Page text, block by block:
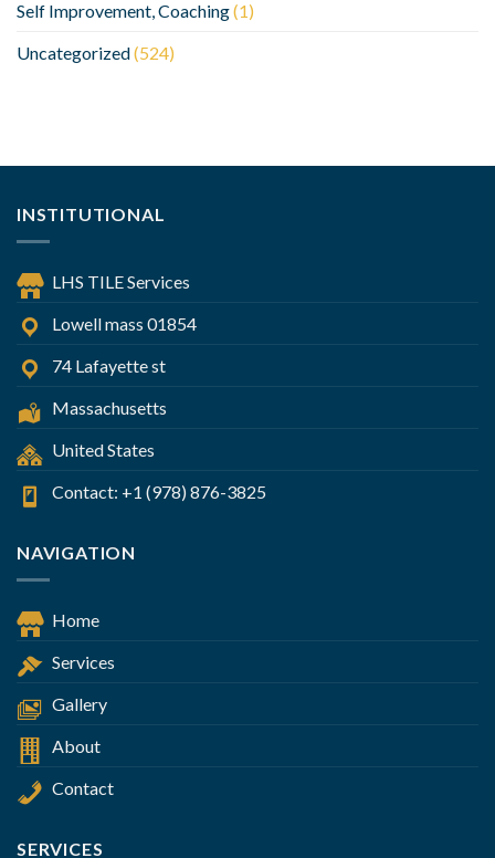
Self Improvement, Coaching(1)
Uncategorized(524)
INSTITUTIONAL
LHS TILE Services
Lowell mass 01854
74 Lafayette st
Massachusetts
United States
Contact: +1 (978) 876-3825
NAVIGATION
Home
Services
Gallery
About
Contact
SERVICES